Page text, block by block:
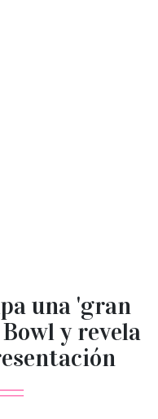
una 'gran
y revela